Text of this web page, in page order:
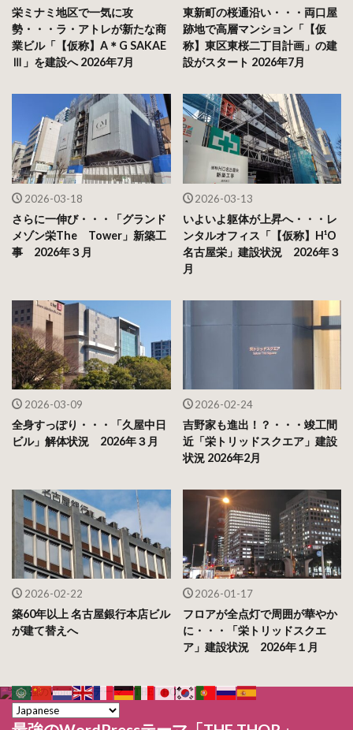
栄ミナミ地区で一気に攻
勢・・・ラ・アトレが新たな商
業ビル「【仮称】A＊G SAKAE
Ⅲ」を建設へ 2026年7月
東新町の桜通沿い・・・両口屋
跡地で高層マンション「【仮
称】東区東桜二丁目計画」の建
設がスタート 2026年7月
2026-03-18
さらに一伸び・・・「グランド
メゾン栄The Tower」新築工
事 2026年３月
2026-03-13
いよいよ躯体が上昇へ・・・レ
ンタルオフィス「【仮称】H¹O
名古屋栄」建設状況 2026年３
月
2026-03-09
全身すっぽり・・・「久屋中日
ビル」解体状況 2026年３月
2026-02-24
吉野家も進出！？・・・竣工間
近「栄トリッドスクエア」建設
状況 2026年2月
2026-02-22
築60年以上 名古屋銀行本店ビル
が建て替えへ
2026-01-17
フロアが全点灯で周囲が華やか
に・・・「栄トリッドスクエ
ア」建設状況 2026年１月